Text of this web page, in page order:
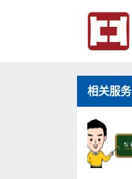
相关服务